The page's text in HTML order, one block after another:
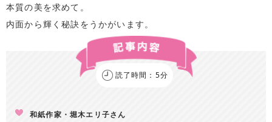
本質の美を求めて。
内面から輝く秘訣をうかがいます。
和紙作家・堀木エリ子さん
読了時間：5分